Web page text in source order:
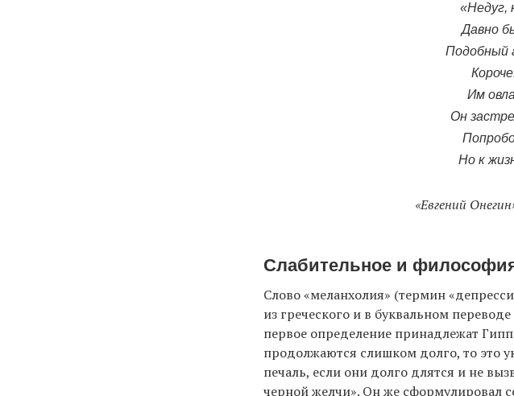
«Недуг,
Давно
Подобный
Им
Он
Но к
«Евгений
Слабительное и
Слово «меланхолия» (термин
из греческого и в буквальном
первое определение принадлежат
продолжаются слишком долго, то это
печаль, если они долго длятся и не
черной желчи». Он же сформулировал